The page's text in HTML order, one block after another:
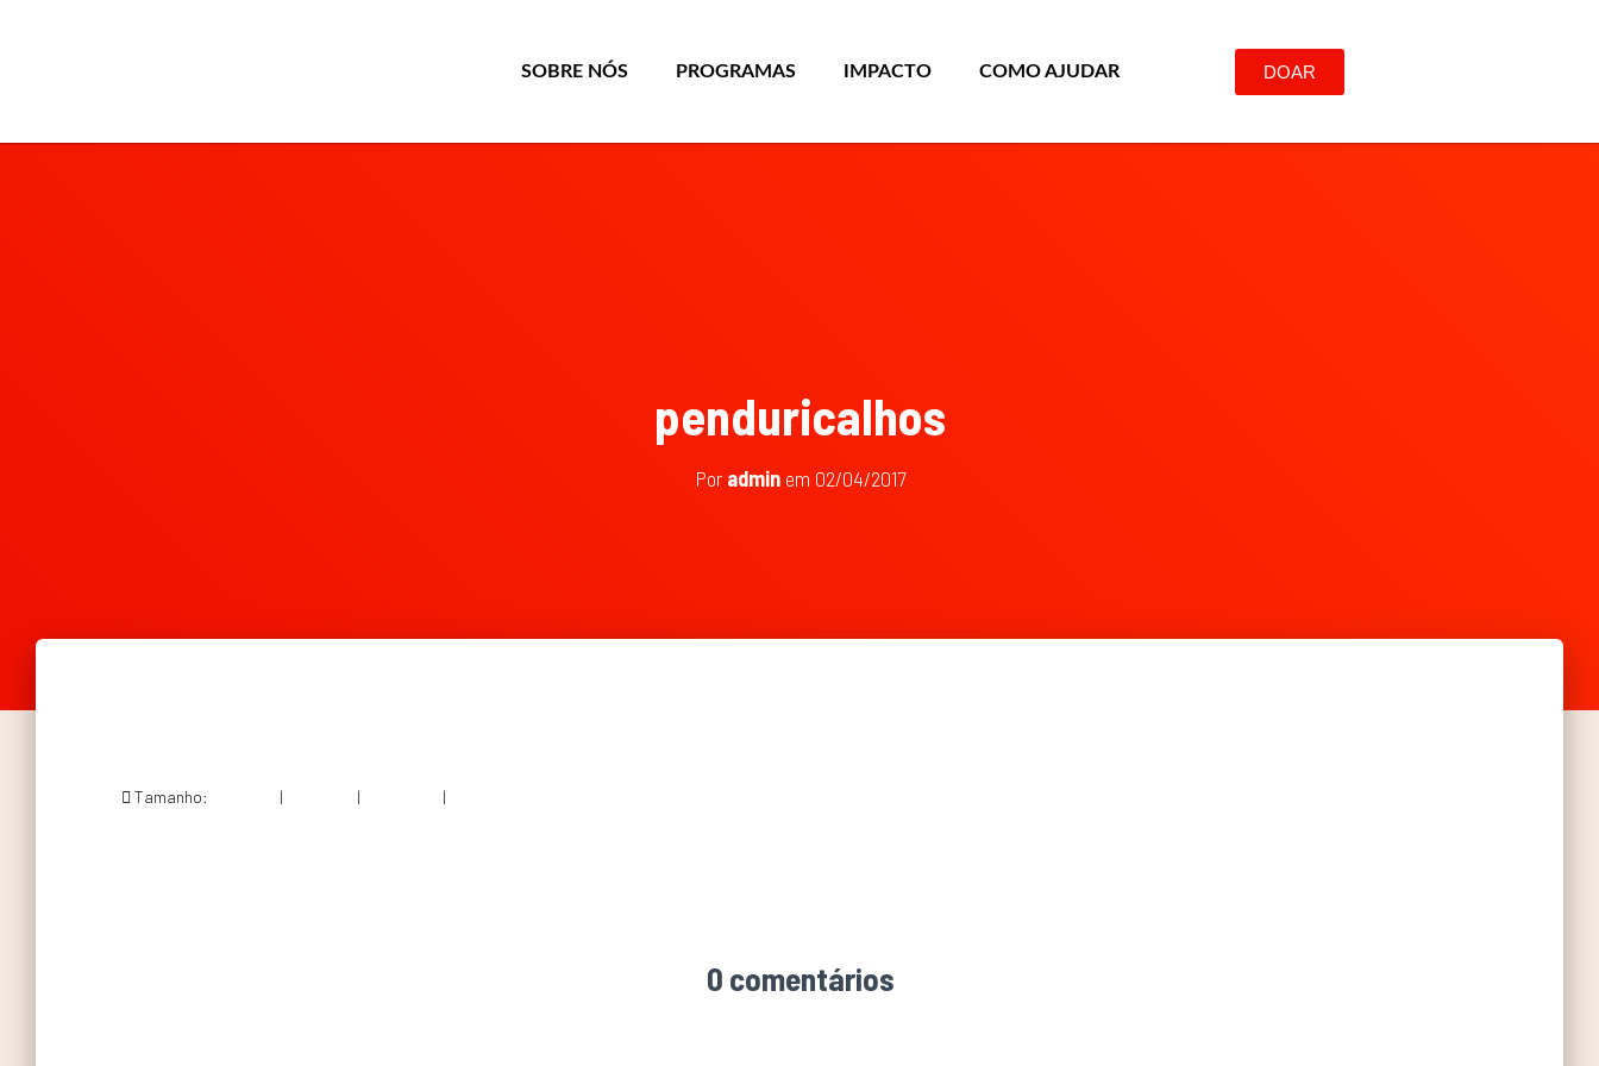
SOBRE NÓS PROGRAMAS IMPACTO COMO AJUDAR DOAR
penduricalhos
Por adminem 02/04/2017
Tamanho: | | |
0 comentários